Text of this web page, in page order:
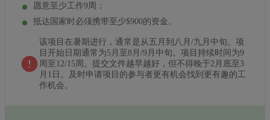
愿意至少工作9周；
抵达国家时必须携带至少$900的资金。
该项目在暑期进行，通常是从五月到八月/九月中旬。项
目开始日期通常为5月至8月/9月中旬。项目持续时间为9
周至12/15周。提交文件越早越好，但不得晚于2月底至3
月1日。及时申请项目的参与者更有机会找到更有趣的工
作机会。